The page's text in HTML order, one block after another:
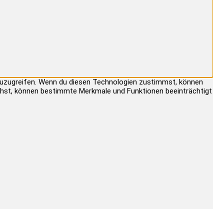
Wenn du diesen Technologien zustimmst, können
können bestimmte Merkmale und Funktionen beeinträchtigt